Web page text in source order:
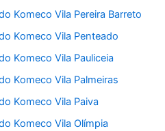
Komeco Vila Pereira Barreto
Komeco Vila Penteado
Komeco Vila Pauliceia
Komeco Vila Palmeiras
Komeco Vila Paiva
Komeco Vila Olímpia